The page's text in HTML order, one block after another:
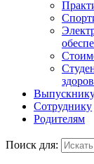
Сотруднику
Родителям
Поиск для: